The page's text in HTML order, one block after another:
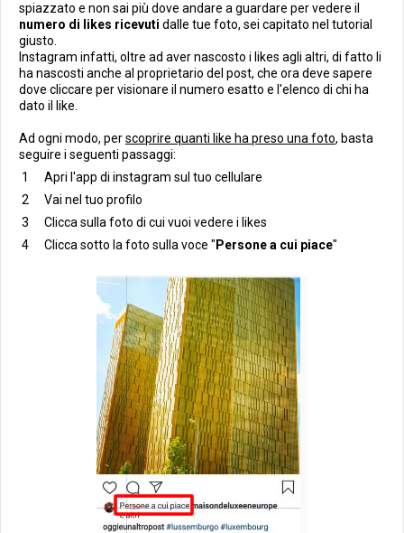
spiazzato e non sai più dove andare a guardare per vedere il
numero di likes ricevuti dalle tue foto, sei capitato nel tutorial
giusto.
Instagram infatti, oltre ad aver nascosto i likes agli altri, di fatto li
ha nascosti anche al proprietario del post, che ora deve sapere
dove cliccare per visionare il numero esatto e l'elenco di chi ha
dato il like.
Ad ogni modo, perscoprire quanti like ha preso una foto, basta
seguire i seguenti passaggi:
Apri l'app di instagram sul tuo cellulare
Vai nel tuo profilo
Clicca sulla foto di cui vuoi vedere i likes
Clicca sotto la foto sulla voce " Persone a cui piace"